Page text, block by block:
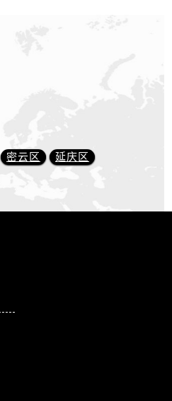
密云区 延庆区